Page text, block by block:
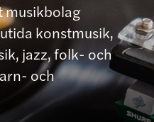
musikbolag
konstmusik,
jazz, folk- och
och